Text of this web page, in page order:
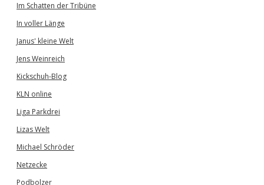
Im Schatten der Tribüne
In voller Länge
Janus' kleine Welt
Jens Weinreich
Kickschuh-Blog
KLN online
Liga Parkdrei
Lizas Welt
Michael Schröder
Netzecke
Podbolzer